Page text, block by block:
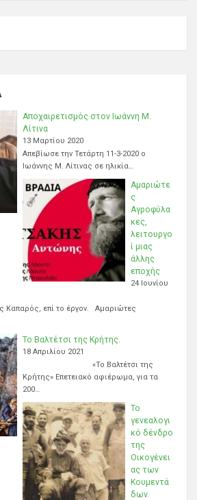
Αποχαιρετισμός στον Ιωάννη Μ.
Λίτινα
13 Μαρτίου 2020
Απεβίωσε την Τετάρτη 11-3-2020 ο
Ιωάννης Μ. Λίτινας σε ηλικία…
Αμαριώτε
ς
Αγροφύλα
κες,
λειτουργο
ί μιας
άλλης
εποχής
24 Ιουνίου
Καπαρός, επί το έργον. Αμαριώτες
Το Βαλτέτσι της Κρήτης.
18 Απριλίου 2021
«Το Βαλτέτσι της
Κρήτης» Επετειακό αφιέρωμα, για τα
200…
Το
γενεαλογι
κό δένδρο
της
Οικογένει
ας των
Κουμεντά
δων.